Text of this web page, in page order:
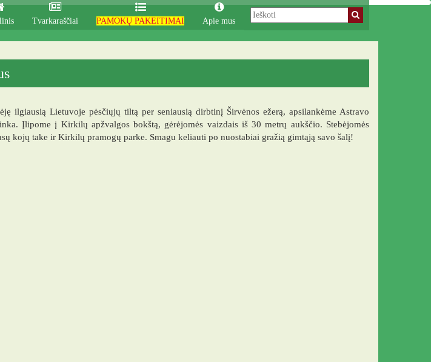
Tvarkaraščiai PAMOKŲ PAKEITIMAI Apie mus
ilgiausią Lietuvoje pėsčiųjų tiltą per seniausią dirbtinį Širvėnos ežerą, apsilankėme Astravo
Įlipome į Kirkilų apžvalgos bokštą, gėrėjomės vaizdais iš 30 metrų aukščio. Stebėjomės
kojų take ir Kirkilų pramogų parke. Smagu keliauti po nuostabiai gražią gimtąją savo šalį!